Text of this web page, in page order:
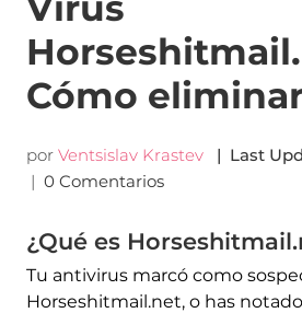
Cómo
por Ventsislav Krastev | Last
| 0 Comentarios
¿Qué es
Tu antivirus marcó como
Horseshitmail.net, o has